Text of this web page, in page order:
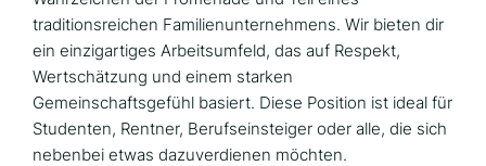
traditionsreichen Familienunternehmens. Wir bieten dir
ein einzigartiges Arbeitsumfeld, das auf Respekt,
Wertschätzung und einem starken
Gemeinschaftsgefühl basiert. Diese Position ist ideal für
Studenten, Rentner, Berufseinsteiger oder alle, die sich
nebenbei etwas dazuverdienen möchten.